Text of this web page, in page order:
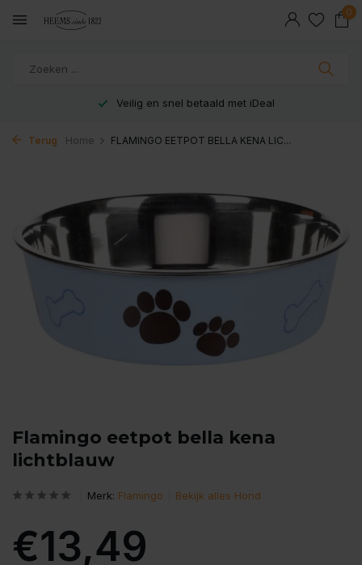
0
Veilig en snel betaald met iDeal
Terug Home FLAMINGO EETPOT BELLA KENA LIC...
Flamingo eetpot bella kena
lichtblauw
Merk: Flamingo Bekijk alles Hond
€13,49